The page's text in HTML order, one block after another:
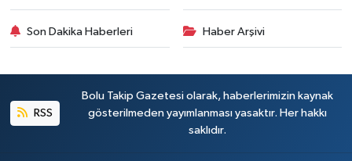
Son Dakika Haberleri Haber Arşivi
RSS
Bolu Takip Gazetesi olarak, haberlerimizin kaynak
gösterilmeden yayımlanması yasaktır. Her hakkı
saklıdır.